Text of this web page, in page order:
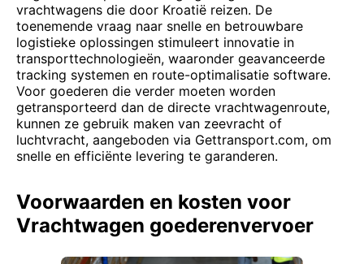
vrachtwagens die door Kroatië reizen. De
toenemende vraag naar snelle en betrouwbare
logistieke oplossingen stimuleert innovatie in
transporttechnologieën, waaronder geavanceerde
tracking systemen en route-optimalisatie software.
Voor goederen die verder moeten worden
getransporteerd dan de directe vrachtwagenroute,
kunnen ze gebruik maken van zeevracht of
luchtvracht, aangeboden via Gettransport.com, om
snelle en efficiënte levering te garanderen.
Voorwaarden en kosten voor
Vrachtwagen goederenvervoer